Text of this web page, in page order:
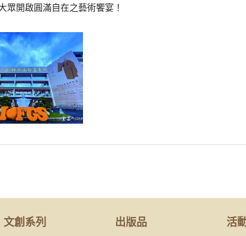
眾開啟圓滿自在之藝術饗宴！
文創系列 出版品 活